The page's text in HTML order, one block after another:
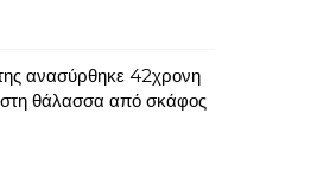
της ανασύρθηκε 42χρονη
θάλασσα από σκάφος